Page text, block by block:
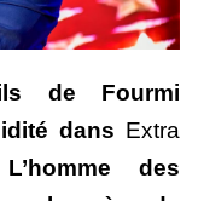
de Fourmi
dans Extra
des